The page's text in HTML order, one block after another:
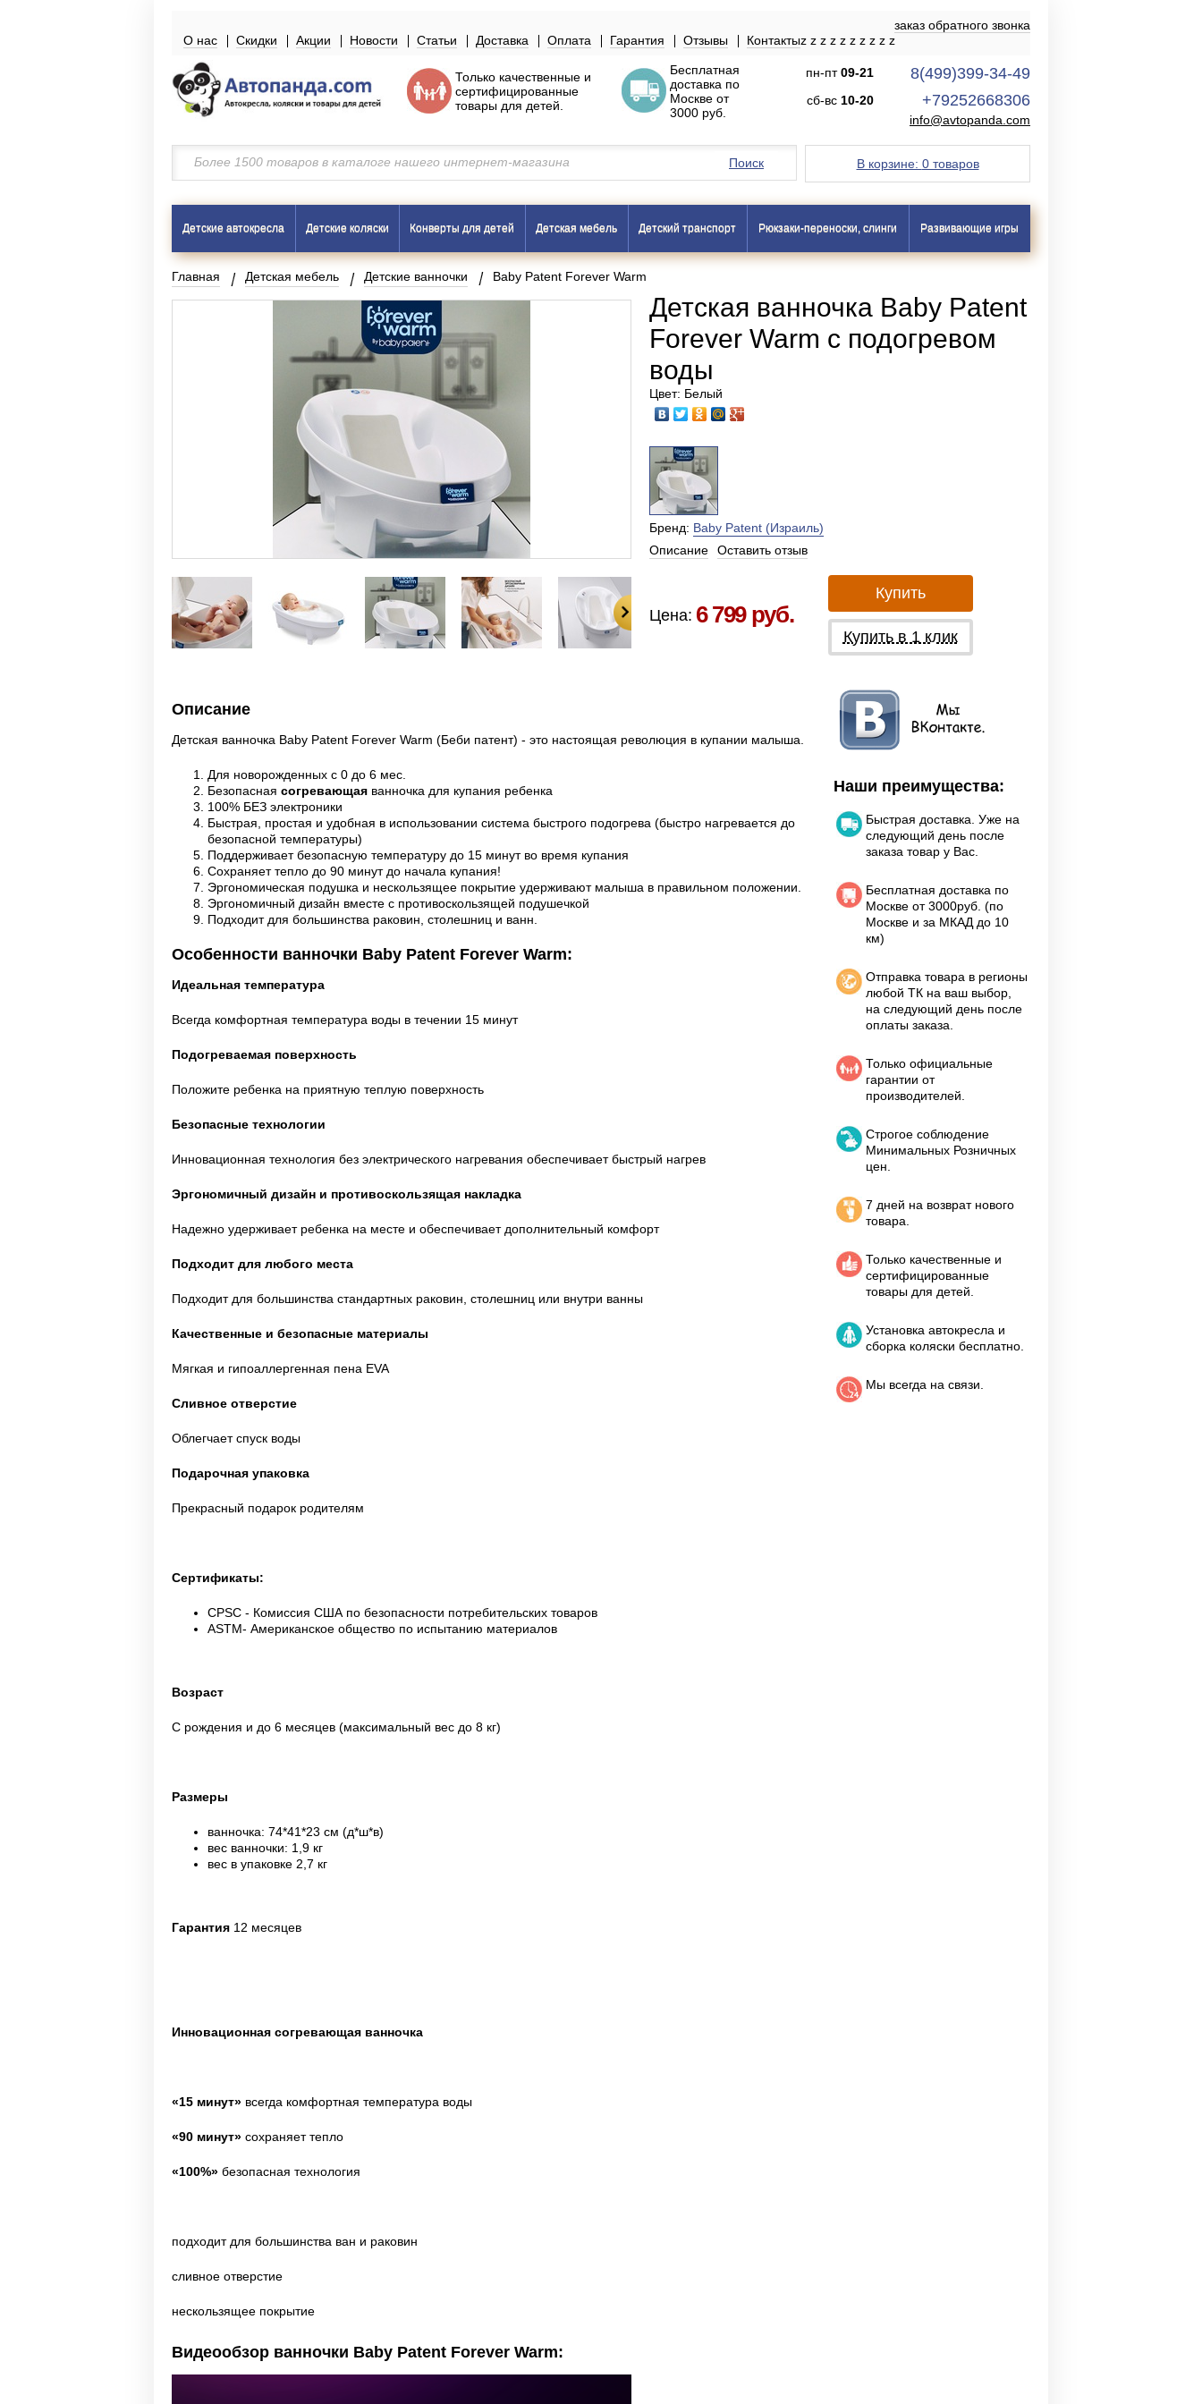
заказ обратного звонка
z
О нас z
Скидки z
Акции z
Новости z
Статьи z
Доставка z
Оплата z
Гарантия z
Отзывы z
Контакты
Только качественные и
сертифицированные
товары для детей.
Бесплатная
доставка по
Москве от
3000 руб.
пн-пт09-21
сб-вс 10-20
8(499)399-34-49
+79252668306
info@avtopanda.com
В корзине: 0 товаров
Поиск
Детские автокресла Детские коляски Конверты для детей Детская мебель Детский транспорт Рюкзаки-переноски, слинги Развивающие игры
Главная Детская мебель Детские ванночки Baby Patent Forever Warm
Детская ванночка Baby Patent
Forever Warm с подогревом
воды
Цвет: Белый
Бренд: Baby Patent (Израиль)
Описание
Оставить отзыв
Цена: 6 799 руб.
Купить
Купить в 1 клик
Описание
Детская ванночка Baby Patent Forever Warm (Беби патент) - это настоящая революция в купании малыша.
Для новорожденных с 0 до 6 мес.
Безопасная согревающая ванночка для купания ребенка
100% БЕЗ электроники
Быстрая, простая и удобная в использовании система быстрого подогрева (быстро нагревается до
безопасной температуры)
Поддерживает безопасную температуру до 15 минут во время купания
Сохраняет тепло до 90 минут до начала купания!
Эргономическая подушка и нескользящее покрытие удерживают малыша в правильном положении.
Эргономичный дизайн вместе с противоскользящей подушечкой
Подходит для большинства раковин, столешниц и ванн.
Особенности ванночки Baby Patent Forever Warm:
Идеальная температура
Всегда комфортная температура воды в течении 15 минут
Подогреваемая поверхность
Положите ребенка на приятную теплую поверхность
Безопасные технологии
Инновационная технология без электрического нагревания обеспечивает быстрый нагрев
Эргономичный дизайн и противоскользящая накладка
Надежно удерживает ребенка на месте и обеспечивает дополнительный комфорт
Подходит для любого места
Подходит для большинства стандартных раковин, столешниц или внутри ванны
Качественные и безопасные материалы
Мягкая и гипоаллергенная пена EVA
Сливное отверстие
Облегчает спуск воды
Подарочная упаковка
Прекрасный подарок родителям
Сертификаты:
CPSC - Комиссия США по безопасности потребительских товаров
ASTM- Американское общество по испытанию материалов
Возраст
С рождения и до 6 месяцев (максимальный вес до 8 кг)
Размеры
ванночка: 74*41*23 см (д*ш*в)
вес ванночки: 1,9 кг
вес в упаковке 2,7 кг
Гарантия 12 месяцев
Инновационная согревающая ванночка
«15 минут» всегда комфортная температура воды
«90 минут» сохраняет тепло
«100%» безопасная технология
подходит для большинства ван и раковин
сливное отверстие
нескользящее покрытие
Видеообзор ванночки Baby Patent Forever Warm:
Наши преимущества:
Быстрая доставка. Уже на
следующий день после
заказа товар у Вас.
Бесплатная доставка по
Москве от 3000руб. (по
Москве и за МКАД до 10
км)
Отправка товара в регионы
любой ТК на ваш выбор,
на следующий день после
оплаты заказа.
Только официальные
гарантии от
производителей.
Строгое соблюдение
Минимальных Розничных
цен.
7 дней на возврат нового
товара.
Только качественные и
сертифицированные
товары для детей.
Установка автокресла и
сборка коляски бесплатно.
Мы всегда на связи.